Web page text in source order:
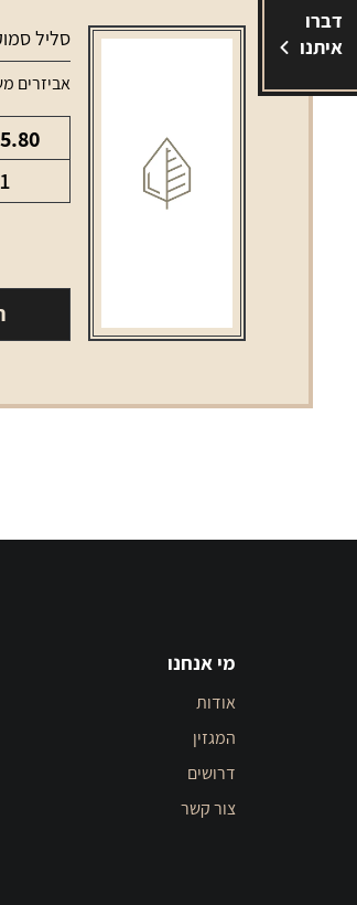
דברו
איתנו
סליל סמוק
אביזרים
של
1.2
מי אנחנו
אודות
המגזין
דרושים
צור קשר